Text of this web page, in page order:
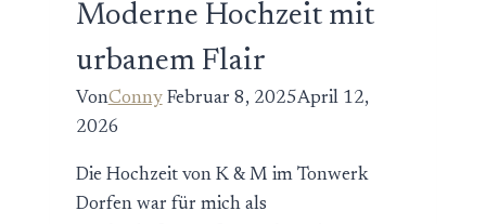
am
Chiemsee
Moderne Hochzeit mit
urbanem Flair
VonConny Februar 8, 2025April 12,
2026
Die Hochzeit von K & M im Tonwerk
Dorfen war für mich als